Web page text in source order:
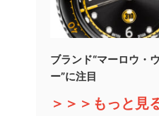
ブランド“マーロウ・
ー”に注目
＞＞＞もっと見